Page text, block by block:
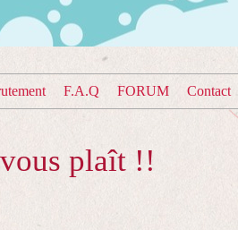
F.A.Q FORUM Contact
plaît !!